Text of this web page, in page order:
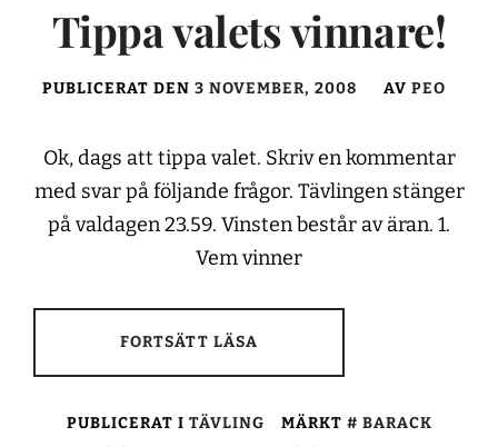
Tippa valets vinnare!
PUBLICERAT DEN 3 NOVEMBER, 2008 AV PEO
Ok, dags att tippa valet. Skriv en kommentar
med svar på följande frågor. Tävlingen stänger
på valdagen 23.59. Vinsten består av äran. 1.
Vem vinner
FORTSÄTT LÄSA
PUBLICERAT I TÄVLING MÄRKT
BARACK